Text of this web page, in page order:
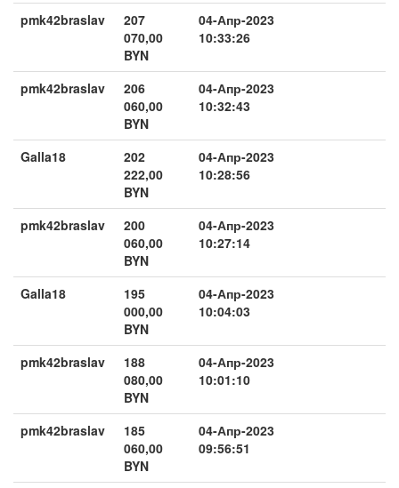
pmk42braslav
207
070,00
BYN
04-Апр-2023
10:33:26
pmk42braslav
206
060,00
BYN
04-Апр-2023
10:32:43
Galla18
202
222,00
BYN
04-Апр-2023
10:28:56
pmk42braslav
200
060,00
BYN
04-Апр-2023
10:27:14
Galla18
195
000,00
BYN
04-Апр-2023
10:04:03
pmk42braslav
188
080,00
BYN
04-Апр-2023
10:01:10
pmk42braslav
185
060,00
BYN
04-Апр-2023
09:56:51